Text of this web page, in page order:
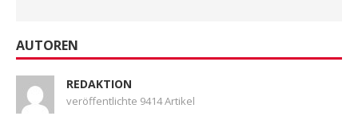
AUTOREN
REDAKTION
veröffentlichte 9414 Artikel